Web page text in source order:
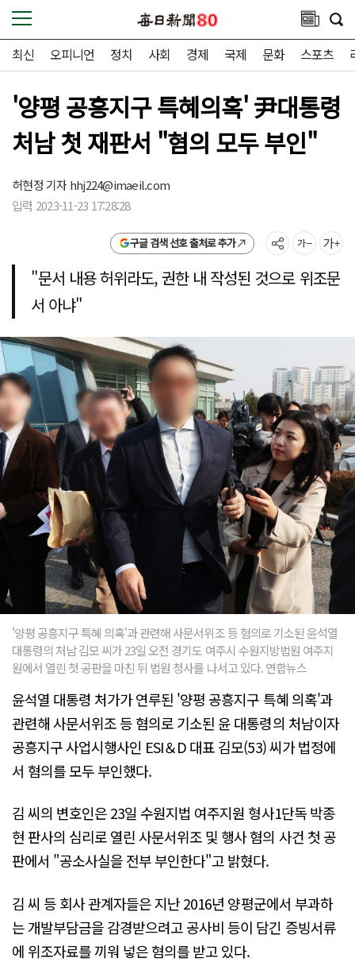
최신 오피니언 정치 사회 경제 국제 문화 스포츠
'양평 공흥지구 특혜의혹' 尹대통령
처남 첫 재판서 "혐의 모두 부인"
허현정 기자hhj224@imaeil.com
입력 2023-11-23 17:28:28
구글 검색 선호 출처로 추가
"문서 내용 허위라도, 권한 내 작성된 것으로 위조문
서 아냐"
'양평 공흥지구 특혜 의혹'과 관련해 사문서위조 등 혐의로 기소된 윤석열
대통령의 처남 김모 씨가 23일 오전 경기도 여주시 수원지방법원 여주지
원에서 열린 첫 공판을 마친 뒤 법원 청사를 나서고 있다. 연합뉴스
윤석열 대통령 처가가 연루된 '양평 공흥지구 특혜 의혹'과
관련해 사문서위조 등 혐의로 기소된 윤 대통령의 처남이자
공흥지구 사업시행사인 ESI＆D 대표 김모(53) 씨가 법정에
서 혐의를 모두 부인했다.
김 씨의 변호인은 23일 수원지법 여주지원 형사1단독 박종
현 판사의 심리로 열린 사문서위조 및 행사 혐의 사건 첫 공
판에서 "공소사실을 전부 부인한다"고 밝혔다.
김 씨 등 회사 관계자들은 지난 2016년 양평군에서 부과하
는 개발부담금을 감경받으려고 공사비 등이 담긴 증빙서류
에 위조자료를 끼워 넣은 혐의를 받고 있다.